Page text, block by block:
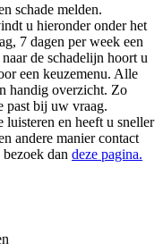
schade melden.
u hieronder onder het
7 dagen per week een
de schadelijn hoort u
een keuzemenu. Alle
handig overzicht. Zo
past bij uw vraag.
en heeft u sneller
andere manier contact
dan deze pagina.